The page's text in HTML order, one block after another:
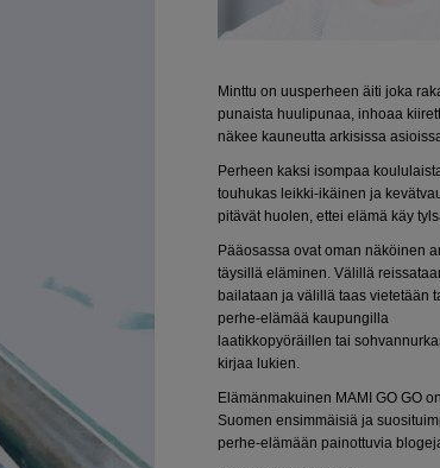
Minttu on uusperheen äiti joka
punaista huulipunaa, inhoaa
näkee kauneutta arkisissa
Perheen kaksi isompaa
touhukas leikki-ikäinen ja
pitävät huolen, ettei elämä käy
Pääosassa ovat oman näköinen
täysillä eläminen. Välillä
bailataan ja välillä taas vietetään
perhe-elämää kaupungilla
laatikkopyöräillen tai
kirjaa lukien.
Elämänmakuinen MAMI GO GO
Suomen ensimmäisiä ja
perhe-elämään painottuvia